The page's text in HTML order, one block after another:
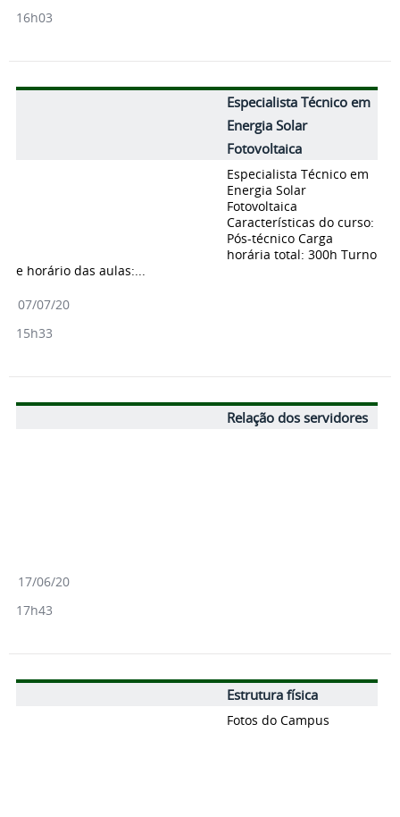
16h03
Especialista Técnico em
Energia Solar
Fotovoltaica
Especialista Técnico em
Energia Solar
Fotovoltaica
Características do curso:
Pós-técnico Carga
horária total: 300h Turno
e horário das aulas:...
07/07/20
15h33
Relação dos servidores
17/06/20
17h43
Estrutura física
Fotos do Campus